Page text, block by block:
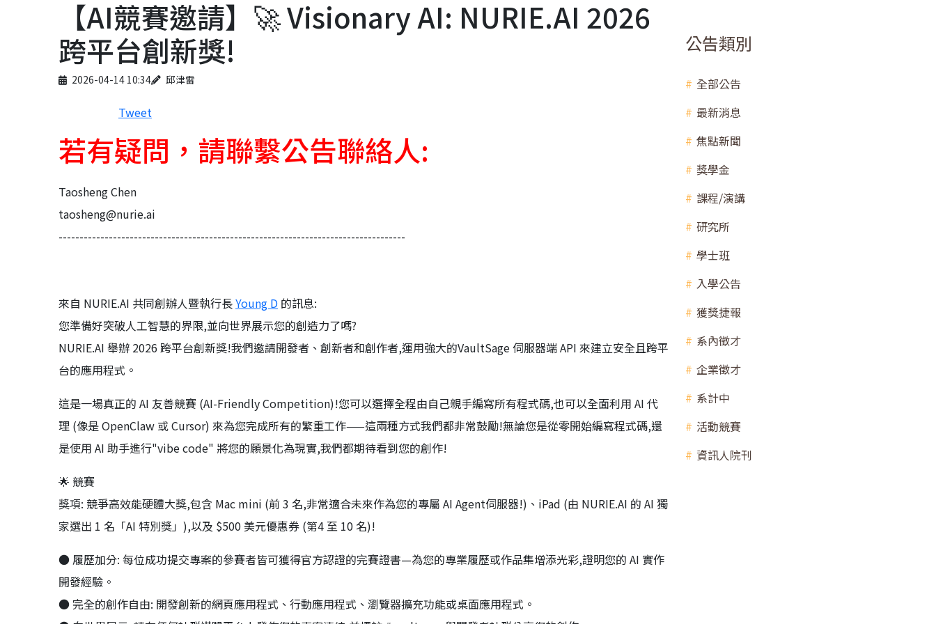
【AI競賽邀請】🚀 Visionary AI: NURIE.AI 2026
跨平台創新獎!
Published on
2026-04-14 10:34
Author 邱津雷
Tweet
若有疑問，請聯繫公告聯絡人:
Taosheng Chen
taosheng@nurie.ai
-----------------------------------------------------------------------------------
來自 NURIE.AI 共同創辦人暨執行長Young D 的訊息:
您準備好突破人工智慧的界限,並向世界展示您的創造力了嗎?
NURIE.AI 舉辦 2026 跨平台創新獎!我們邀請開發者、創新者和創作者,運用強大的VaultSage 伺服器端 API 來建立安全且跨平
台的應用程式。
這是一場真正的 AI 友善競賽 (AI-Friendly Competition)!您可以選擇全程由自己親手編寫所有程式碼,也可以全面利用 AI 代
理 (像是 OpenClaw 或 Cursor) 來為您完成所有的繁重工作——這兩種方式我們都非常鼓勵!無論您是從零開始編寫程式碼,還
是使用 AI 助手進行"vibe code" 將您的願景化為現實,我們都期待看到您的創作!
🌟 競賽
獎項: 競爭高效能硬體大獎,包含 Mac mini (前 3 名,非常適合未來作為您的專屬 AI Agent伺服器!)、iPad (由 NURIE.AI 的 AI 獨
家選出 1 名「AI 特別獎」),以及 $500 美元優惠券 (第4 至 10 名)!
● 履歷加分: 每位成功提交專案的參賽者皆可獲得官方認證的完賽證書—為您的專業履歷或作品集增添光彩,證明您的 AI 實作
開發經驗。
● 完全的創作自由: 開發創新的網頁應用程式、行動應用程式、瀏覽器擴充功能或桌面應用程式。
公告類別
全部公告
最新消息
焦點新聞
獎學金
課程/演講
研究所
學士班
入學公告
獲獎捷報
系內徵才
企業徵才
系計中
活動競賽
資訊人院刊